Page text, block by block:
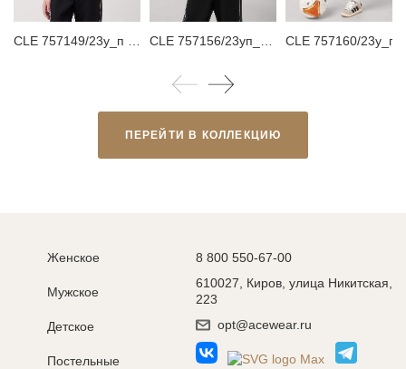
ПЕРЕЙТИ В КОЛЛЕКЦИЮ
Женское
Мужское
Детское
Постельные
8 800 550-67-00
610027, Киров, улица Никитская,
223
opt@acewear.ru